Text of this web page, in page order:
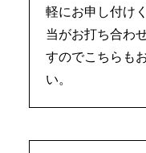
軽にお申し付け
当がお打ち合わ
すのでこちらも
い。